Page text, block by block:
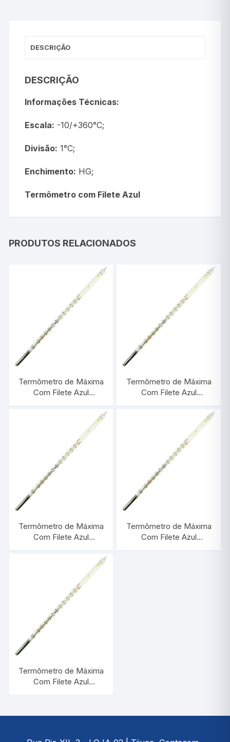
DESCRIÇÃO
DESCRIÇÃO
Informações Técnicas:
Escala: -10/+360°C;
Divisão: 1°C;
Enchimento: HG;
Termômetro com Filete Azul
PRODUTOS RELACIONADOS
Termômetro de Máxima
Com Filete Azul
Termômetro de Máxima
Com Filete Azul
Termômetro de Máxima
Com Filete Azul
Termômetro de Máxima
Com Filete Azul
Termômetro de Máxima
Com Filete Azul